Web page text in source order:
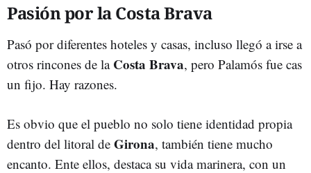
Pasión por la Costa Brava
Pasó por diferentes hoteles y casas, incluso llegó a irse a
otros rincones de la Costa Brava, pero Palamós fue cas
un fijo. Hay razones.
Es obvio que el pueblo no solo tiene identidad propia
dentro del litoral de Girona, también tiene mucho
encanto. Ente ellos, destaca su vida marinera, con un